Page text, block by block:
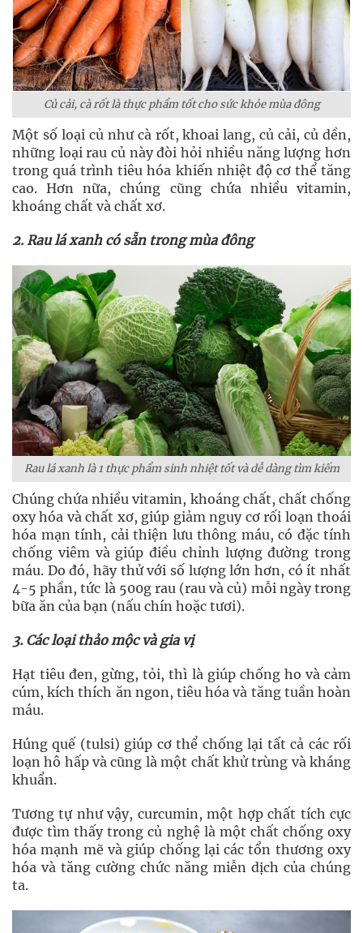
Củ cải, cà rốt là thực phẩm tốt cho sức khỏe mùa đông
Một số loại củ như cà rốt, khoai lang, củ cải, củ dền,
những loại rau củ này đòi hỏi nhiều năng lượng hơn
trong quá trình tiêu hóa khiến nhiệt độ cơ thể tăng
cao. Hơn nữa, chúng cũng chứa nhiều vitamin,
khoáng chất và chất xơ.
2. Rau lá xanh có sẵn trong mùa đông
Rau lá xanh là 1 thực phẩm sinh nhiệt tốt và dễ dàng tìm kiếm
Chúng chứa nhiều vitamin, khoáng chất, chất chống
oxy hóa và chất xơ, giúp giảm nguy cơ rối loạn thoái
hóa mạn tính, cải thiện lưu thông máu, có đặc tính
chống viêm và giúp điều chỉnh lượng đường trong
máu. Do đó, hãy thử với số lượng lớn hơn, có ít nhất
4-5 phần, tức là 500g rau (rau và củ) mỗi ngày trong
bữa ăn của bạn (nấu chín hoặc tươi).
3. Các loại thảo mộc và gia vị
Hạt tiêu đen, gừng, tỏi, thì là giúp chống ho và cảm
cúm, kích thích ăn ngon, tiêu hóa và tăng tuần hoàn
máu.
Húng quế (tulsi) giúp cơ thể chống lại tất cả các rối
loạn hô hấp và cũng là một chất khử trùng và kháng
khuẩn.
Tương tự như vậy, curcumin, một hợp chất tích cực
được tìm thấy trong củ nghệ là một chất chống oxy
hóa mạnh mẽ và giúp chống lại các tổn thương oxy
hóa và tăng cường chức năng miễn dịch của chúng
ta.